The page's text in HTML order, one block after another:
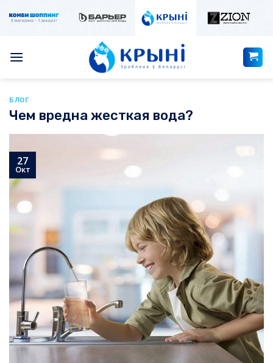
БЛОГ
Чем вредна жесткая вода?
27
Окт